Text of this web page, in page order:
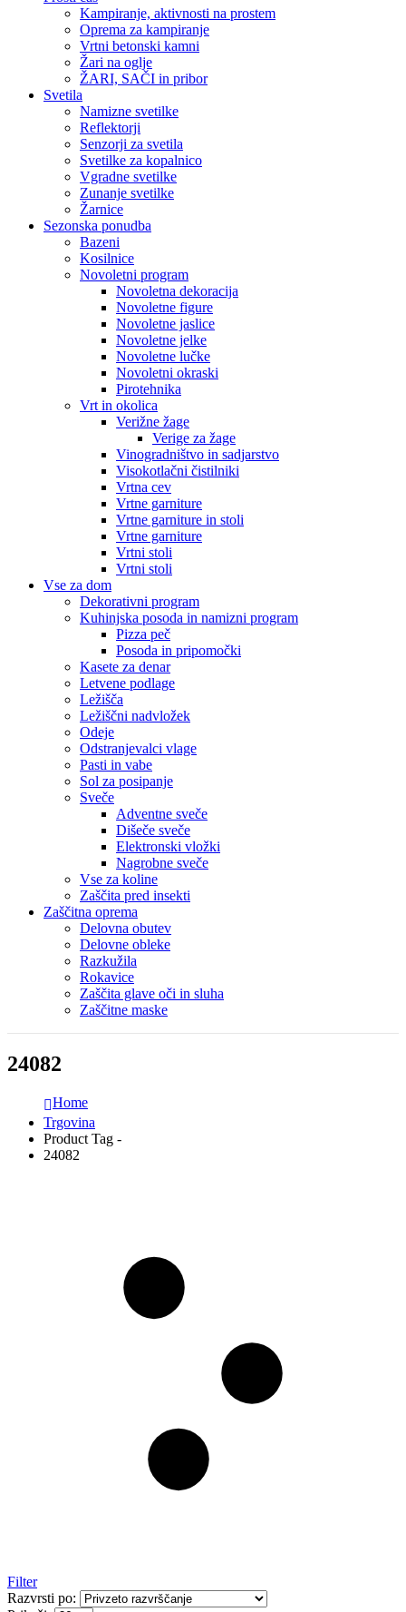
Kampiranje, aktivnosti na prostem
Oprema za kampiranje
Vrtni betonski kamni
Žari na oglje
ŽARI, SAČI in pribor
Svetila
Namizne svetilke
Reflektorji
Senzorji za svetila
Svetilke za kopalnico
Vgradne svetilke
Zunanje svetilke
Žarnice
Sezonska ponudba
Bazeni
Kosilnice
Novoletni program
Novoletna dekoracija
Novoletne figure
Novoletne jaslice
Novoletne jelke
Novoletne lučke
Novoletni okraski
Pirotehnika
Vrt in okolica
Verižne žage
Verige za žage
Vinogradništvo in sadjarstvo
Visokotlačni čistilniki
Vrtna cev
Vrtne garniture
Vrtne garniture in stoli
Vrtne garniture
Vrtni stoli
Vrtni stoli
Vse za dom
Dekorativni program
Kuhinjska posoda in namizni program
Pizza peč
Posoda in pripomočki
Kasete za denar
Letvene podlage
Ležišča
Ležiščni nadvložek
Odeje
Odstranjevalci vlage
Pasti in vabe
Sol za posipanje
Sveče
Adventne sveče
Dišeče sveče
Elektronski vložki
Nagrobne sveče
Vse za koline
Zaščita pred insekti
Zaščitna oprema
Delovna obutev
Delovne obleke
Razkužila
Rokavice
Zaščita glave oči in sluha
Zaščitne maske
24082
Home
Trgovina
Product Tag -
24082
Filter
Razvrsti po: